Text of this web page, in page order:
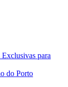
para
do Porto